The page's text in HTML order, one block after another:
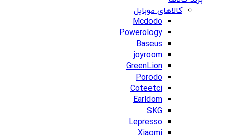
کالاهای موبایل
Mcdodo
Powerology
Baseus
joyroom
GreenLion
Porodo
Coteetci
Earldom
SKG
Lepresso
Xiaomi